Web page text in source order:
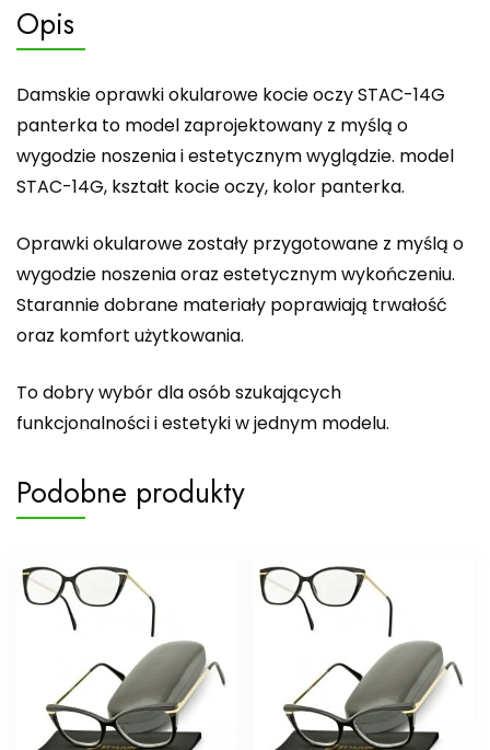
Opis
Damskie oprawki okularowe kocie oczy STAC-14G
panterka to model zaprojektowany z myślą o
wygodzie noszenia i estetycznym wyglądzie. model
STAC-14G, kształt kocie oczy, kolor panterka.
Oprawki okularowe zostały przygotowane z myślą o
wygodzie noszenia oraz estetycznym wykończeniu.
Starannie dobrane materiały poprawiają trwałość
oraz komfort użytkowania.
To dobry wybór dla osób szukających
funkcjonalności i estetyki w jednym modelu.
Podobne produkty